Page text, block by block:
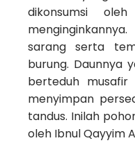
dikonsumsi
sarang serta
burung. Daunnya
berteduh
menyimpan
tandus. Inilah
oleh Ibnul Qayyim